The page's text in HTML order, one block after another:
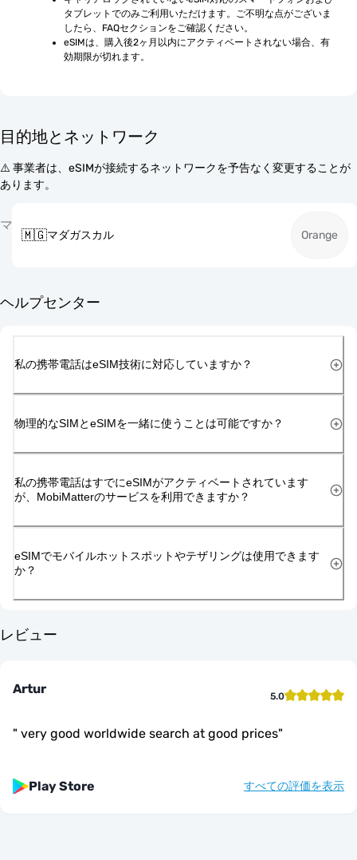
タブレットでのみご利用いただけます。ご不明な点がございま
したら、FAQセクションをご確認ください。
eSIMは、購入後2ヶ月以内にアクティベートされない場合、有
効期限が切れます。
目的地とネットワーク
⚠️ 事業者は、eSIMが接続するネットワークを予告なく変更することが
あります。
マ
🇲🇬マダガスカル Orange
ヘルプセンター
私の携帯電話はeSIM技術に対応していますか？
物理的なSIMとeSIMを一緒に使うことは可能ですか？
私の携帯電話はすでにeSIMがアクティベートされています
が、MobiMatterのサービスを利用できますか？
eSIMでモバイルホットスポットやテザリングは使用できます
か？
レビュー
Artur 5.0
" very good worldwide search at good prices"
Play Store すべての評価を表示